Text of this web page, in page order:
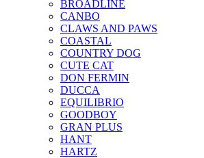
BROADLINE
CANBO
CLAWS AND PAWS
COASTAL
COUNTRY DOG
CUTE CAT
DON FERMIN
DUCCA
EQUILIBRIO
GOODBOY
GRAN PLUS
HANT
HARTZ